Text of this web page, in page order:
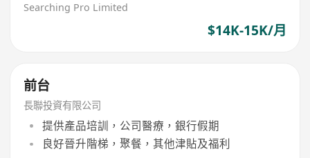
Searching Pro Limited
$14K-15K/月
前台
長聯投資有限公司
提供產品培訓，公司醫療，銀行假期
良好晉升階梯，聚餐，其他津貼及福利